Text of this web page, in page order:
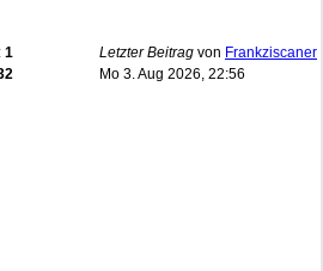
1
Letzter Beitrag von Frankziscaner
Mo 3. Aug 2026, 22:56